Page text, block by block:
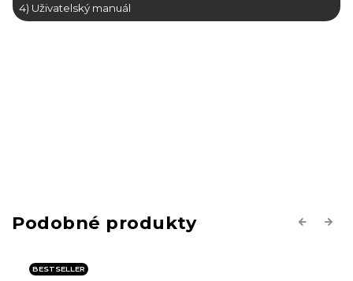
4) Uživatelský manuál
Previous
BESTSELLER
Next